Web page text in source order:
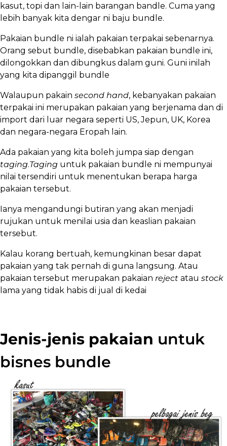
kasut, topi dan lain-lain barangan bandle. Cuma yang
lebih banyak kita dengar ni baju bundle.
Pakaian bundle ni ialah pakaian terpakai sebenarnya.
Orang sebut bundle, disebabkan pakaian bundle ini,
dilongokkan dan dibungkus dalam guni. Guni inilah
yang kita dipanggil bundle
Walaupun pakain second hand, kebanyakan pakaian
terpakai ini merupakan pakaian yang berjenama dan di
import dari luar negara seperti US, Jepun, UK, Korea
dan negara-negara Eropah lain.
Ada pakaian yang kita boleh jumpa siap dengan
taging.Taging untuk pakaian bundle ni mempunyai
nilai tersendiri untuk menentukan berapa harga
pakaian tersebut.
Ianya mengandungi butiran yang akan menjadi
rujukan untuk menilai usia dan keaslian pakaian
tersebut.
Kalau korang bertuah, kemungkinan besar dapat
pakaian yang tak pernah di guna langsung. Atau
pakaian tersebut merupakan pakaian reject atau stock
lama yang tidak habis di jual di kedai
Jenis-jenis pakaian untuk
bisnes bundle